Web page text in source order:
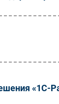
«1С-